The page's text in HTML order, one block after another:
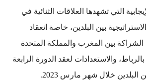
التي تشهدها العلاقات الثنائية في
بين البلدين، خاصة انعقاد
الشراكة بين المغرب والمملكة المتحدة
بالرباط، والاستعدادات لعقد الدورة الرابعة
البلدين خلال شهر مارس 2023.